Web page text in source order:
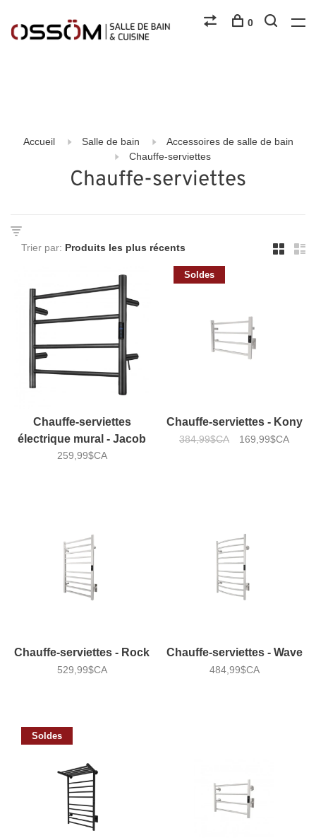
0
Accueil Salle de bain
Accessoires de salle de bain
Chauffe-serviettes
Chauffe-serviettes
Trier par:
Chauffe-serviettes
électrique mural - Jacob
259,99$CA
Soldes
Chauffe-serviettes - Kony
384,99$CA 169,99$CA
Chauffe-serviettes - Rock
529,99$CA
Chauffe-serviettes - Wave
484,99$CA
Soldes